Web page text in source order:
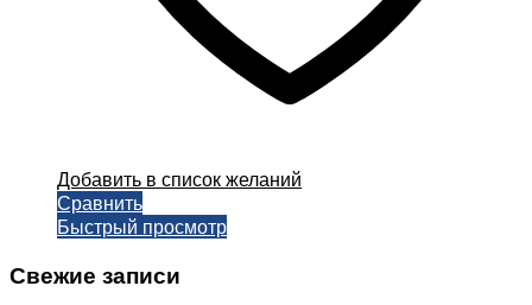
Добавить в список желаний
Сравнить
Быстрый просмотр
Свежие записи